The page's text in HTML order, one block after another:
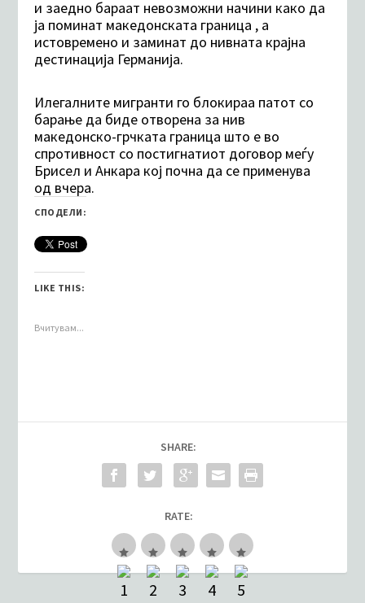
и заедно бараат невозможни начини како да
ја поминат македонската граница , а
истовремено и заминат до нивната крајна
дестинација Германија.
Илегалните мигранти го блокираа патот со
барање да биде отворена за нив
македонско-грчката граница што е во
спротивност со постигнатиот договор меѓу
Брисел и Анкара кој почна да се применува
од вчера.
СПОДЕЛИ:
LIKE THIS:
Вчитувам...
SHARE:
RATE: